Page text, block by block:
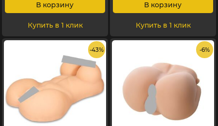
В корзину
Купить в 1 клик
В корзину
Купить в 1 клик
- 43% - 6%